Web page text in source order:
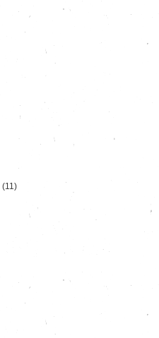
(11)